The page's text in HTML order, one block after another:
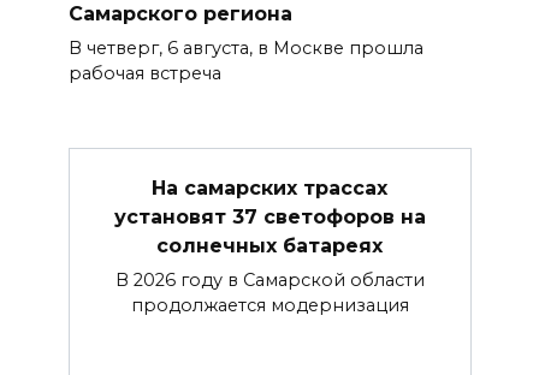
Самарского региона
В четверг, 6 августа, в Москве прошла
рабочая встреча
На самарских трассах
установят 37 светофоров на
солнечных батареях
В 2026 году в Самарской области
продолжается модернизация